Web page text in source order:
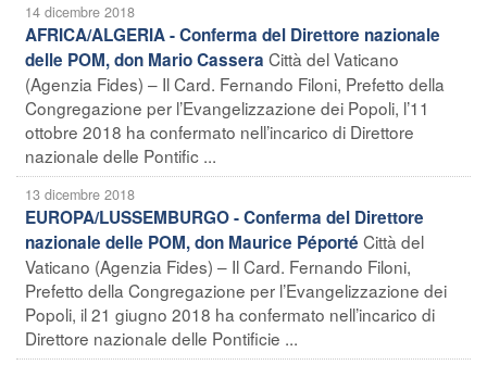
14 dicembre 2018
AFRICA/ALGERIA - Conferma del Direttore nazionale
delle POM, don Mario Cassera Città del Vaticano
(Agenzia Fides) – Il Card. Fernando Filoni, Prefetto della
Congregazione per l’Evangelizzazione dei Popoli, l’11
ottobre 2018 ha confermato nell’incarico di Direttore
nazionale delle Pontific ...
13 dicembre 2018
EUROPA/LUSSEMBURGO - Conferma del Direttore
nazionale delle POM, don Maurice Péporté Città del
Vaticano (Agenzia Fides) – Il Card. Fernando Filoni,
Prefetto della Congregazione per l’Evangelizzazione dei
Popoli, il 21 giugno 2018 ha confermato nell’incarico di
Direttore nazionale delle Pontificie ...